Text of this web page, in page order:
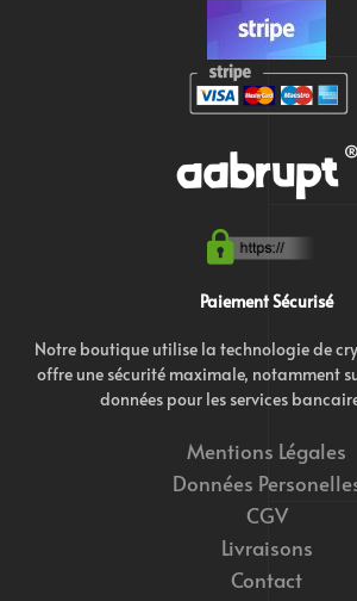
Paiement Sécurisé
Notre boutique utilise la technologie de
offre une sécurité maximale, notamment
données pour les services
Mentions Légales
Données
CGV
Livraisons
Contact